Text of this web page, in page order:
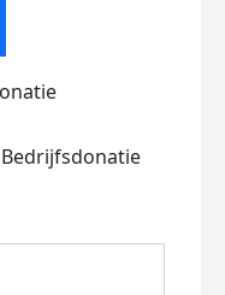
Bedrijfsdonatie